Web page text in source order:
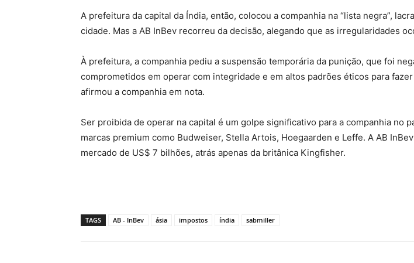
A prefeitura da capital da Índia, então, colocou a companhia na “lista negra”,
cidade. Mas a AB InBev recorreu da decisão, alegando que as irregularidades
À prefeitura, a companhia pediu a suspensão temporária da punição, que foi
comprometidos em operar com integridade e em altos padrões éticos para
afirmou a companhia em nota.
Ser proibida de operar na capital é um golpe significativo para a companhia no
marcas premium como Budweiser, Stella Artois, Hoegaarden e Leffe. A AB
mercado de US$ 7 bilhões, atrás apenas da britânica Kingfisher.
TAGS AB - InBev ásia impostos índia sabmiller